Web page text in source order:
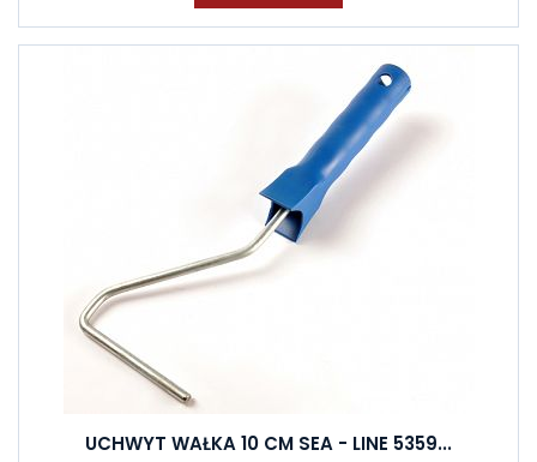
UCHWYT WAŁKA 10 CM SEA - LINE 5359...